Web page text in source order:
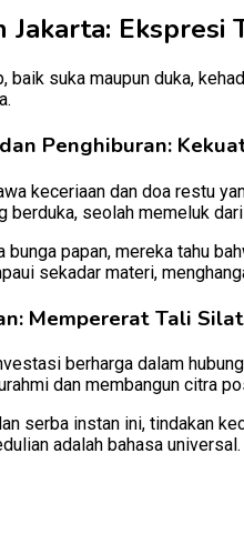
Jakarta:
baik suka maupun duka,
Penghiburan:
keceriaan dan doa restu
berduka, seolah memeluk
papan, mereka tahu
sekadar materi,
Mempererat Tali
berharga dalam
dan membangun citra
serba instan ini, tindakan
adalah bahasa universal.